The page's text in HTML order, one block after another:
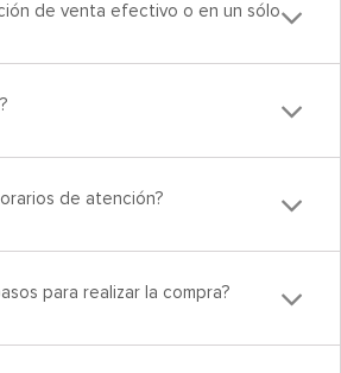
de venta efectivo o en un sólo
de atención?
para realizar la compra?